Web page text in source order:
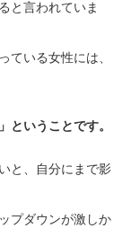
と言われていま
ている女性には、
ということです。
と、自分にまで影
プダウンが激しか